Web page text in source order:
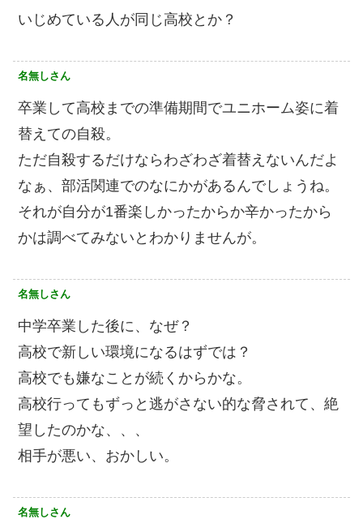
いじめている人が同じ高校とか？
名無しさん
卒業して高校までの準備期間でユニホーム姿に着
替えての自殺。
ただ自殺するだけならわざわざ着替えないんだよ
なぁ、部活関連でのなにかがあるんでしょうね。
それが自分が1番楽しかったからか辛かったから
かは調べてみないとわかりませんが。
名無しさん
中学卒業した後に、なぜ？
高校で新しい環境になるはずでは？
高校でも嫌なことが続くからかな。
高校行ってもずっと逃がさない的な脅されて、絶
望したのかな、、、
相手が悪い、おかしい。
名無しさん